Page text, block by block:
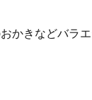
かきなどバラ